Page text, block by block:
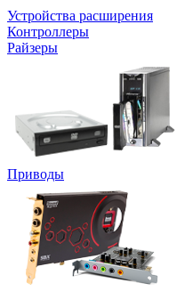
Устройства расширения
Контроллеры
Райзеры
Приводы